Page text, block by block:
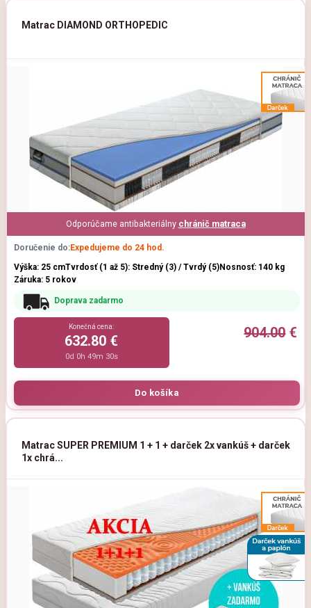
Matrac DIAMOND ORTHOPEDIC
Odporúčame antibakteriálny chránič matraca
Doručenie do:Expedujeme do 24 hod.
Výška: 25 cmTvrdosť (1 až 5): Stredný (3) / Tvrdý (5)Nosnosť: 140 kg
Záruka: 5 rokov
Doprava zadarmo
904.00€
Konečná cena:
632.80 €
0d 0h 49m 29s
Matrac SUPER PREMIUM 1 + 1 + darček 2x vankúš + darček
1x chrá...